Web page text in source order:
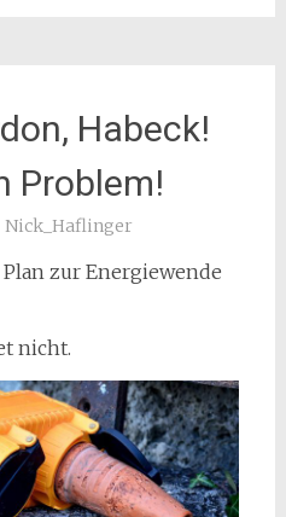
Habeck!
Problem!
Nick_Haflinger
zur Energiewende
nicht.